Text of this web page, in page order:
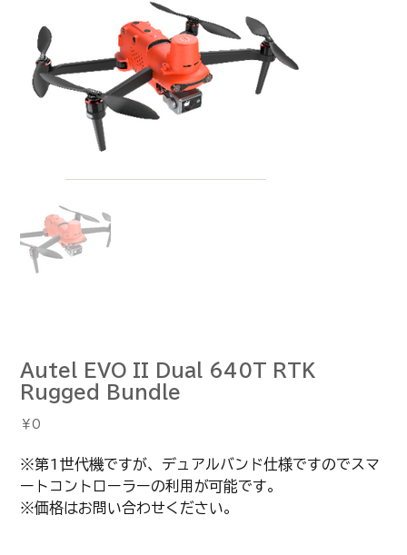
Autel EVO II Dual 640T RTK
Rugged Bundle
価
格
￥0
※第1世代機ですが、デュアルバンド仕様ですのでスマ
ートコントローラーの利用が可能です。
※価格はお問い合わせください。